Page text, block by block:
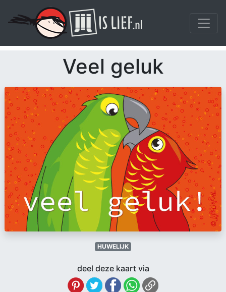
Veel geluk
HUWELIJK
deel deze kaart via